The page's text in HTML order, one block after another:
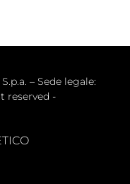
– Sede legale:
reserved -